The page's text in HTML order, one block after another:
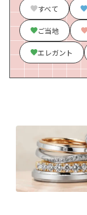
すべて
ご当地
エレガント